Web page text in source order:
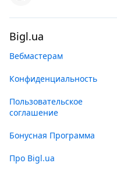
Bigl.ua
Вебмастерам
Конфиденциальность
Пользовательское
соглашение
Бонусная Программа
Про Bigl.ua